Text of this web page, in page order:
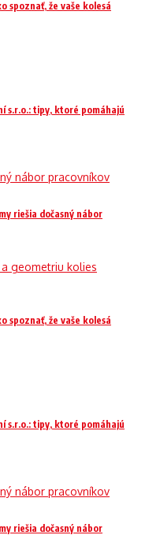
spoznať, že vaše kolesá
s.r.o.: tipy, ktoré pomáhajú
riešia dočasný nábor
spoznať, že vaše kolesá
s.r.o.: tipy, ktoré pomáhajú
riešia dočasný nábor